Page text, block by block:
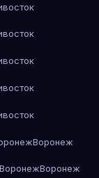
Воронеж
ВоронежВоронеж